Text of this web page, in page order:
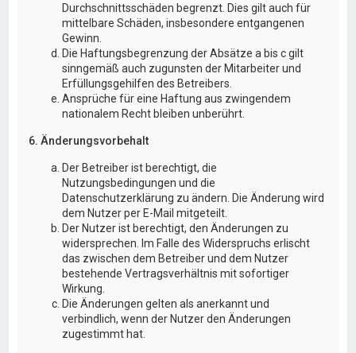
Durchschnittsschäden begrenzt. Dies gilt auch für
mittelbare Schäden, insbesondere entgangenen
Gewinn.
Die Haftungsbegrenzung der Absätze a bis c gilt
sinngemäß auch zugunsten der Mitarbeiter und
Erfüllungsgehilfen des Betreibers.
Ansprüche für eine Haftung aus zwingendem
nationalem Recht bleiben unberührt.
6. Änderungsvorbehalt
Der Betreiber ist berechtigt, die
Nutzungsbedingungen und die
Datenschutzerklärung zu ändern. Die Änderung wird
dem Nutzer per E-Mail mitgeteilt.
Der Nutzer ist berechtigt, den Änderungen zu
widersprechen. Im Falle des Widerspruchs erlischt
das zwischen dem Betreiber und dem Nutzer
bestehende Vertragsverhältnis mit sofortiger
Wirkung.
Die Änderungen gelten als anerkannt und
verbindlich, wenn der Nutzer den Änderungen
zugestimmt hat.